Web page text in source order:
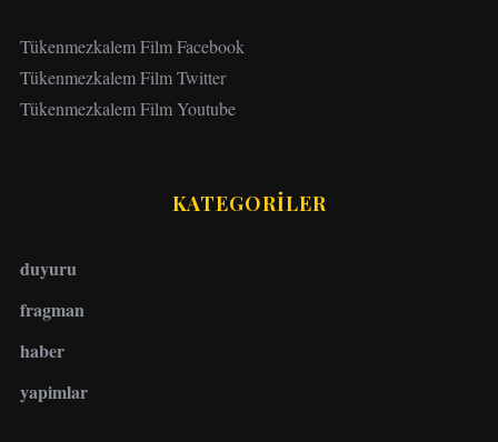
Tükenmezkalem Film Facebook
Tükenmezkalem Film Twitter
Tükenmezkalem Film Youtube
KATEGORİLER
duyuru
fragman
haber
yapimlar